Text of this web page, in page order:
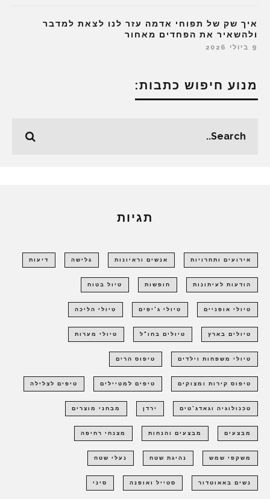
איך שק של תפוחי אדמה עזר לנו לצאת למדבר
ולהשאיר את הפחדים מאחור
9 ביולי 2026
מנוע חיפוש כתבות:
תגיות
אירועים ותחרויות אנשים וראיונות גלישה דיעות
הודעות לעיתונות חופשות טיול בטוח
טיולי אופניים טיולי ג'יפים טיולי הליכה
טיולים בארץ טיולים בחו"ל טיולי מערות
טיולי משפחות וילדים טיפוס הרים
טיפוס קירות ומצוקים טיפים למטיילים טיפים לצלילה
טכנולוגיה וגאדג'טים ירדן מבחני מוצרים
מבצעים מבצעים והנחות מצנחי רחיפה
משקפי שמש נהיגת שטח נעלי שטח
נשים באאוטדור סטייל ואופנה סיני